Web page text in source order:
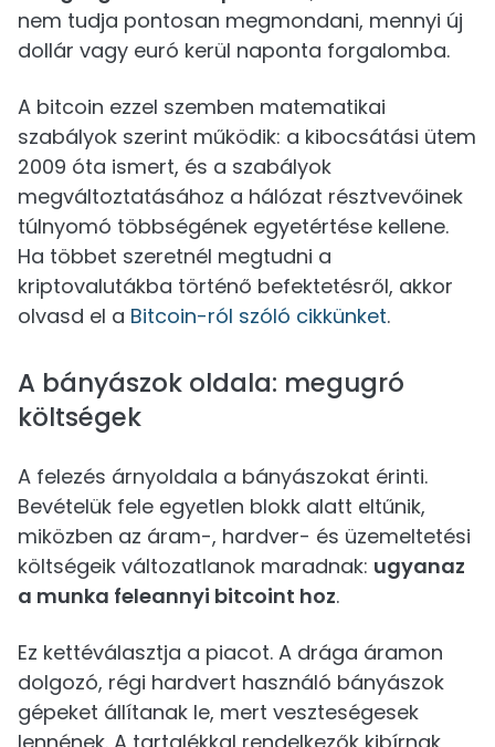
nem tudja pontosan megmondani, mennyi új
dollár vagy euró kerül naponta forgalomba.
A bitcoin ezzel szemben matematikai
szabályok szerint működik: a kibocsátási ütem
2009 óta ismert, és a szabályok
megváltoztatásához a hálózat résztvevőinek
túlnyomó többségének egyetértése kellene.
Ha többet szeretnél megtudni a
kriptovalutákba történő befektetésről, akkor
olvasd el a Bitcoin-ról szóló cikkünket.
A bányászok oldala: megugró
költségek
A felezés árnyoldala a bányászokat érinti.
Bevételük fele egyetlen blokk alatt eltűnik,
miközben az áram-, hardver- és üzemeltetési
költségeik változatlanok maradnak: ugyanaz
a munka feleannyi bitcoint hoz.
Ez kettéválasztja a piacot. A drága áramon
dolgozó, régi hardvert használó bányászok
gépeket állítanak le, mert veszteségesek